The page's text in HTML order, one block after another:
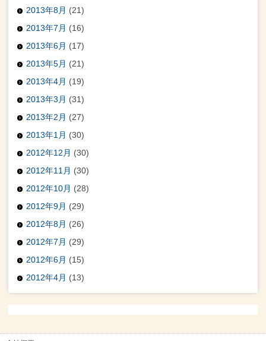
2013年8月 (21)
2013年7月 (16)
2013年6月 (17)
2013年5月 (21)
2013年4月 (19)
2013年3月 (31)
2013年2月 (27)
2013年1月 (30)
2012年12月 (30)
2012年11月 (30)
2012年10月 (28)
2012年9月 (29)
2012年8月 (26)
2012年7月 (29)
2012年6月 (15)
2012年4月 (13)